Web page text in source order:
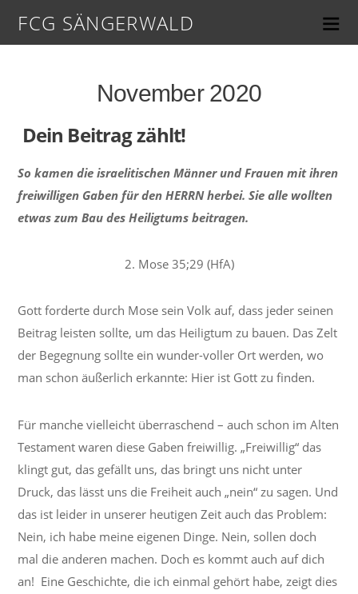
FCG SÄNGERWALD
November 2020
Dein Beitrag zählt!
So kamen die israelitischen Männer und Frauen mit ihren
freiwilligen Gaben für den HERRN herbei. Sie alle wollten
etwas zum Baudes Heiligtums beitragen.
2. Mose 35;29 (HfA)
Gott forderte durch Mose sein Volk auf, dass jeder seinen
Beitrag leisten sollte, um das Heiligtum zu bauen. Das Zelt
der Begegnung sollte ein wunder-voller Ort werden, wo
man schon äußerlich erkannte: Hier ist Gott zu finden.
Für manche vielleicht überraschend – auch schon im Alten
Testament waren diese Gaben freiwillig. „Freiwillig“ das
klingt gut, das gefällt uns, das bringt uns nicht unter
Druck, das lässt uns die Freiheit auch „nein“ zu sagen. Und
das ist leider in unserer heutigen Zeit auch das Problem:
Nein, ich habe meine eigenen Dinge. Nein, sollen doch
mal die anderen machen. Doch es kommt auch auf dich
an! Eine Geschichte, die ich einmal gehört habe, zeigt dies